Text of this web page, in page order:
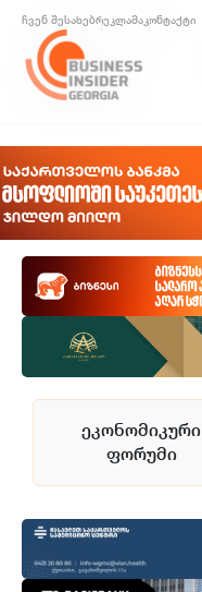
ჩვენ შესახებრეკლამაკონტაქტი
ეკონომიკური
ფორუმი